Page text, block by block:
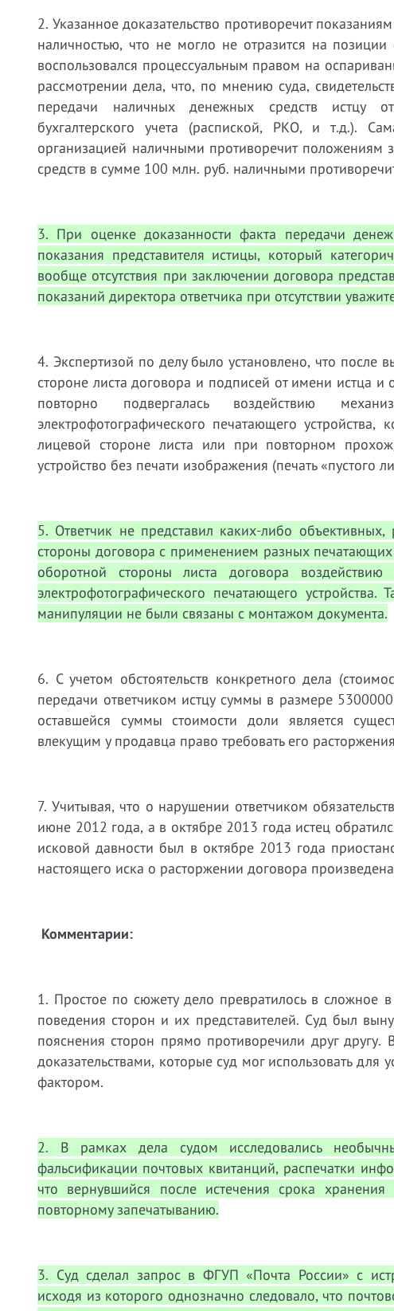
2. Указанное доказательство противоречит
наличностью, что не могло не отразится на позиции
воспользовался процессуальным правом на
рассмотрении дела, что, по мнению суда,
передачи наличных денежных средств истцу
бухгалтерского учета (распиской, РКО, и т.д.).
организацией наличными противоречит
средств в сумме 100 млн. руб. наличными
3. При оценке доказанности факта передачи
показания представителя истицы, который
вообще отсутствия при заключении договора
показаний директора ответчика при отсутствии
4. Экспертизой по делу было установлено, что после
стороне листа договора и подписей от имени истца и
повторно подвергалась воздействию
электрофотографического печатающего
лицевой стороне листа или при повторном
устройство без печати изображения (печать «пустого
5. Ответчик не представил каких-либо
стороны договора с применением разных печатающих
оборотной стороны листа договора
электрофотографического печатающего
манипуляции не были связаны с монтажом документа.
6. С учетом обстоятельств конкретного дела
передачи ответчиком истцу суммы в размере
оставшейся суммы стоимости доли является
влекущим у продавца право требовать его
7. Учитывая, что о нарушении ответчиком
июне 2012 года, а в октябре 2013 года истец
исковой давности был в октябре 2013 года
настоящего иска о расторжении договора
Комментарии:
1. Простое по сюжету дело превратилось в сложное
поведения сторон и их представителей. Суд был
пояснения сторон прямо противоречили друг другу.
доказательствами, которые суд мог использовать
фактором.
2. В рамках дела судом исследовались
фальсификации почтовых квитанций, распечатки
что вернувшийся после истечения срока
повторному запечатыванию.
3. Суд сделал запрос в ФГУП «Почта России» с
исходя из которого однозначно следовало, что